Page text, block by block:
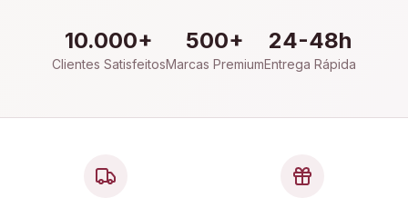
10.000+
Clientes Satisfeitos
500+
Marcas Premium
24-48h
Entrega Rápida